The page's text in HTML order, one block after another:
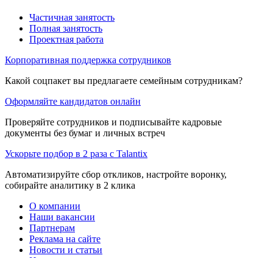
Частичная занятость
Полная занятость
Проектная работа
Корпоративная поддержка сотрудников
Какой соцпакет вы предлагаете семейным сотрудникам?
Оформляйте кандидатов онлайн
Проверяйте сотрудников и подписывайте кадровые
документы без бумаг и личных встреч
Ускорьте подбор в 2 раза с Talantix
Автоматизируйте сбор откликов, настройте воронку,
собирайте аналитику в 2 клика
О компании
Наши вакансии
Партнерам
Реклама на сайте
Новости и статьи